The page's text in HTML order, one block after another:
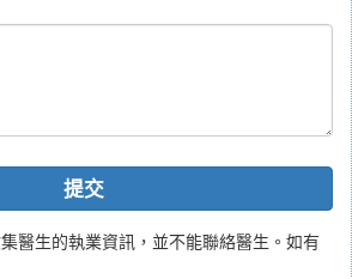
提交
醫生的執業資訊，並不能聯絡醫生。如有